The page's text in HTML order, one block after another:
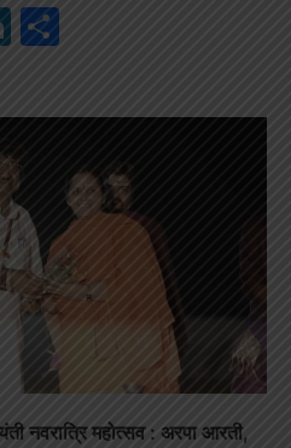
LinkedIn
नवरात्रि महोत्सव : अरपा आरती,